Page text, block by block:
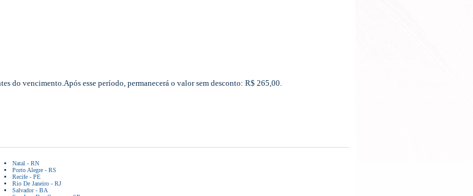
do vencimento.Após esse período, permanecerá o valor sem desconto: R$ 265,00.
Natal - RN
Porto Alegre - RS
Recife - PE
Rio De Janeiro - RJ
Salvador - BA